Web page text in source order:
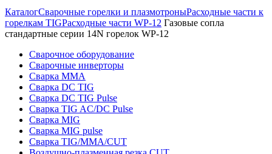
КаталогСварочные горелки и плазмотроныРасходные части к
горелкам TIGРасходные части WP-12 Газовые сопла
стандартные серии 14N горелок WP-12
Сварочное оборудование
Сварочные инверторы
Сварка MMA
Сварка DC TIG
Сварка DC TIG Pulse
Сварка TIG AC/DC Pulse
Сварка MIG
Сварка MIG pulse
Сварка TIG/MMA/CUT